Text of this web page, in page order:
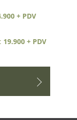
+ PDV
19.900 + PDV